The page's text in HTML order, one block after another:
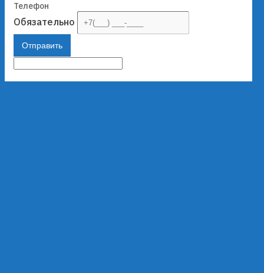
Телефон
Обязательно
Отправить